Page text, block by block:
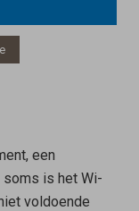
een
is het Wi-
voldoende